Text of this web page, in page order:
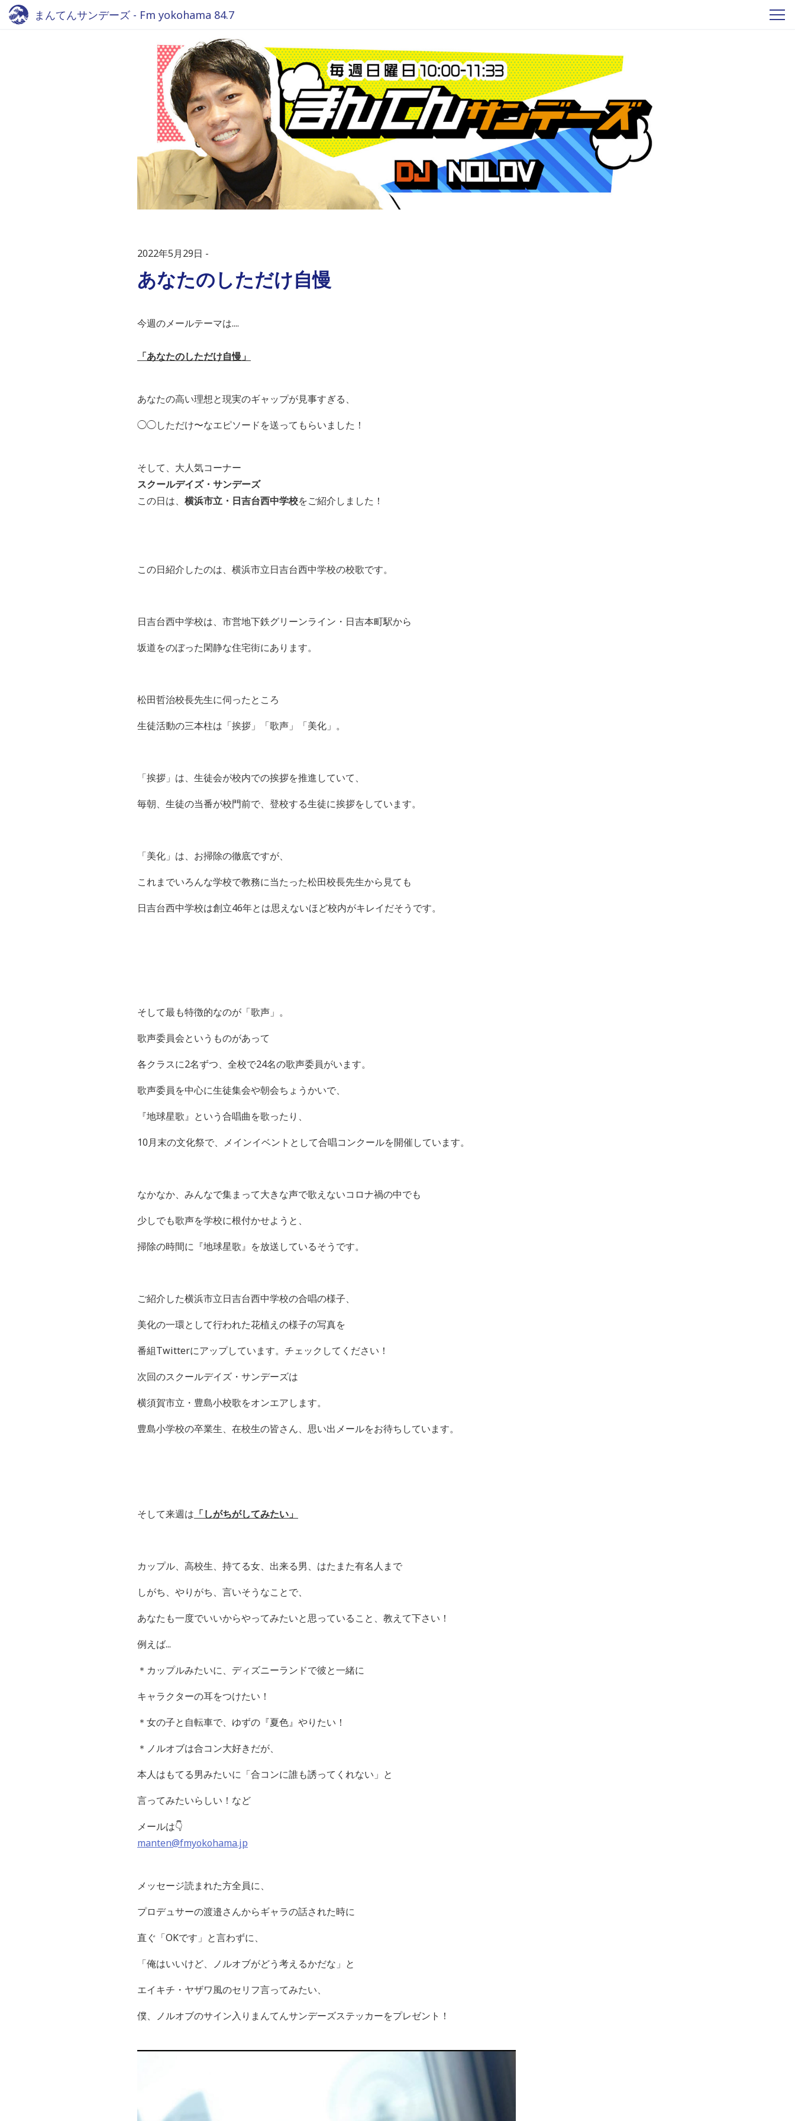
まんてんサンデーズ - Fm yokohama 84.7
2022年5月29日
あなたのしただけ自慢
今週のメールテーマは....
「あなたのしただけ自慢」
あなたの高い理想と現実のギャップが見事すぎる、
◯◯しただけ〜なエピソードを送ってもらいました！
そして、大人気コーナー
スクールデイズ・サンデーズ
この日は、 横浜市立・日吉台西中学校をご紹介しました！
この日紹介したのは、横浜市立日吉台西中学校の校歌です。
日吉台西中学校は、市営地下鉄グリーンライン・日吉本町駅から
坂道をのぼった閑静な住宅街にあります。
松田哲治校長先生に伺ったところ
生徒活動の三本柱は「挨拶」「歌声」「美化」。
「挨拶」は、生徒会が校内での挨拶を推進していて、
毎朝、生徒の当番が校門前で、登校する生徒に挨拶をしています。
「美化」は、お掃除の徹底ですが、
これまでいろんな学校で教務に当たった松田校長先生から見ても
日吉台西中学校は創立46年とは思えないほど校内がキレイだそうです。
そして最も特徴的なのが「歌声」。
歌声委員会というものがあって
各クラスに2名ずつ、全校で24名の歌声委員がいます。
歌声委員を中心に生徒集会や朝会ちょうかいで、
『地球星歌』という合唱曲を歌ったり、
10月末の文化祭で、メインイベントとして合唱コンクールを開催しています。
なかなか、みんなで集まって大きな声で歌えないコロナ禍の中でも
少しでも歌声を学校に根付かせようと、
掃除の時間に『地球星歌』を放送しているそうです。
ご紹介した横浜市立日吉台西中学校の合唱の様子、
美化の一環として行われた花植えの様子の写真を
番組Twitterにアップしています。チェックしてください！
次回のスクールデイズ・サンデーズは
横須賀市立・豊島小校歌をオンエアします。
豊島小学校の卒業生、在校生の皆さん、思い出メールをお待ちしています。
そして来週は 「しがちがしてみたい」
カップル、高校生、持てる女、出来る男、はたまた有名人まで
しがち、やりがち、言いそうなことで、
あなたも一度でいいからやってみたいと思っていること、教えて下さい！
例えば...
＊カップルみたいに、ディズニーランドで彼と一緒に
キャラクターの耳をつけたい！
＊女の子と自転車で、ゆずの『夏色』やりたい！
＊ノルオブは合コン大好きだが、
本人はもてる男みたいに「合コンに誰も誘ってくれない」と
言ってみたいらしい！など
メールは👇
manten@fmyokohama.jp
メッセージ読まれた方全員に、
プロデュサーの渡邉さんからギャラの話された時に
直ぐ「OKです」と言わずに、
「俺はいいけど、ノルオブがどう考えるかだな」と
エイキチ・ヤザワ風のセリフ言ってみたい、
僕、ノルオブのサイン入りまんてんサンデーズステッカーをプレゼント！